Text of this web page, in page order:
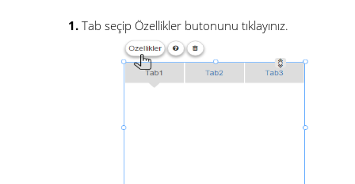
1. Tab seçip Özellikler butonunu tıklayınız.